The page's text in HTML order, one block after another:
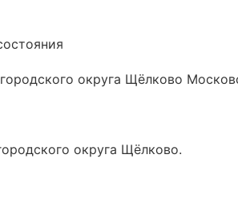
округа Щёлково
округа Щёлково.